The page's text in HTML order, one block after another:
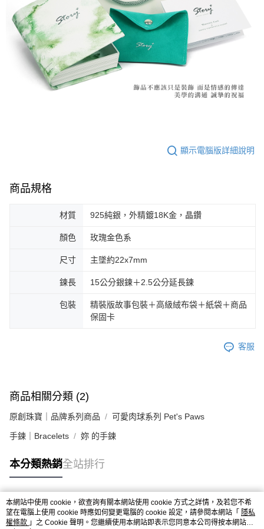
顯示電腦版詳細說明
商品規格
材質 925純銀，外精鍍18K金，晶鑽
顏色 玫瑰金色系
尺寸 主墜約22x7mm
鍊長 15公分銀鍊＋2.5公分延長鍊
包裝
精裝版故事包裝＋高級絨布袋＋紙袋＋商品
保固卡
客服
商品相關分類 (2)
原創珠寶｜品牌系列商品 可愛肉球系列 Pet's Paws
手鍊｜Bracelets 妳 的手鍊
本分類熱銷全站排行
熱門標籤
本網站中使用 cookie，欲查詢有關本網站使用 cookie 方式之詳情，及若您不希
望在電腦上使用 cookie 時應如何變更電腦的 cookie 設定，請參閱本網站「 隱私
權條款 」之 Cookie 聲明。您繼續使用本網站即表示您同意本公司得按本網站使